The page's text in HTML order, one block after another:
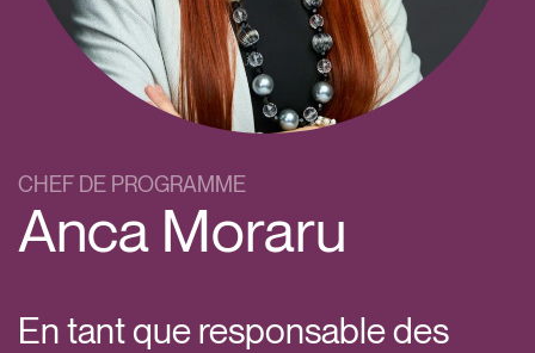
CHEF DE PROGRAMME
Anca Moraru
En tant que responsable des